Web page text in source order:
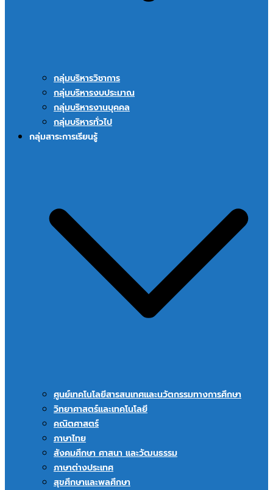
กลุ่มบริหารวิชาการ
กลุ่มบริหารงบประมาณ
กลุ่มบริหารงานบุคคล
กลุ่มบริหารทั่วไป
กลุ่มสาระการเรียนรู้
ศูนย์เทคโนโลยีสารสนเทศและนวัตกรรมทางการศึกษา
วิทยาศาสตร์และเทคโนโลยี
คณิตศาสตร์
ภาษาไทย
สังคมศึกษา ศาสนา และวัฒนธรรม
ภาษาต่างประเทศ
สุขศึกษาและพลศึกษา